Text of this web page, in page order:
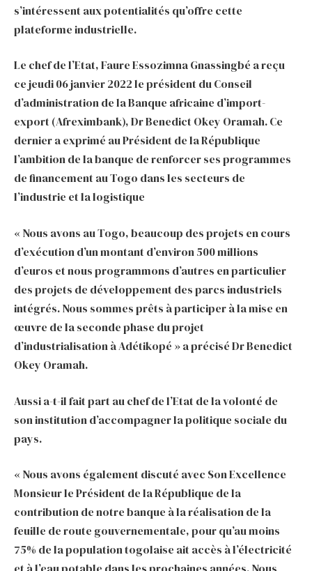
s’intéressent aux potentialités qu’offre cette
plateforme industrielle.
Le chef de l’Etat, Faure Essozimna Gnassingbé a reçu
ce jeudi 06 janvier 2022 le président du Conseil
d’administration de la Banque africaine d’import-
export (Afreximbank), Dr Benedict Okey Oramah. Ce
dernier a exprimé au Président de la République
l’ambition de la banque de renforcer ses programmes
de financement au Togo dans les secteurs de
l’industrie et la logistique
« Nous avons au Togo, beaucoup des projets en cours
d’exécution d’un montant d’environ 500 millions
d’euros et nous programmons d’autres en particulier
des projets de développement des parcs industriels
intégrés. Nous sommes prêts à participer à la mise en
œuvre de la seconde phase du projet
d’industrialisation à Adétikopé » a précisé Dr Benedict
Okey Oramah.
Aussi a-t-il fait part au chef de l’Etat de la volonté de
son institution d’accompagner la politique sociale du
pays.
« Nous avons également discuté avec Son Excellence
Monsieur le Président de la République de la
contribution de notre banque à la réalisation de la
feuille de route gouvernementale, pour qu’au moins
75% de la population togolaise ait accès à l’électricité